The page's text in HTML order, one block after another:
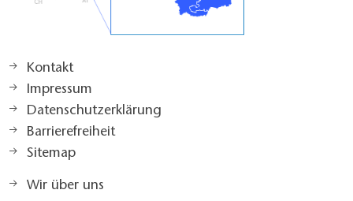
Kontakt
Impressum
Datenschutzerklärung
Barrierefreiheit
Sitemap
Wir über uns